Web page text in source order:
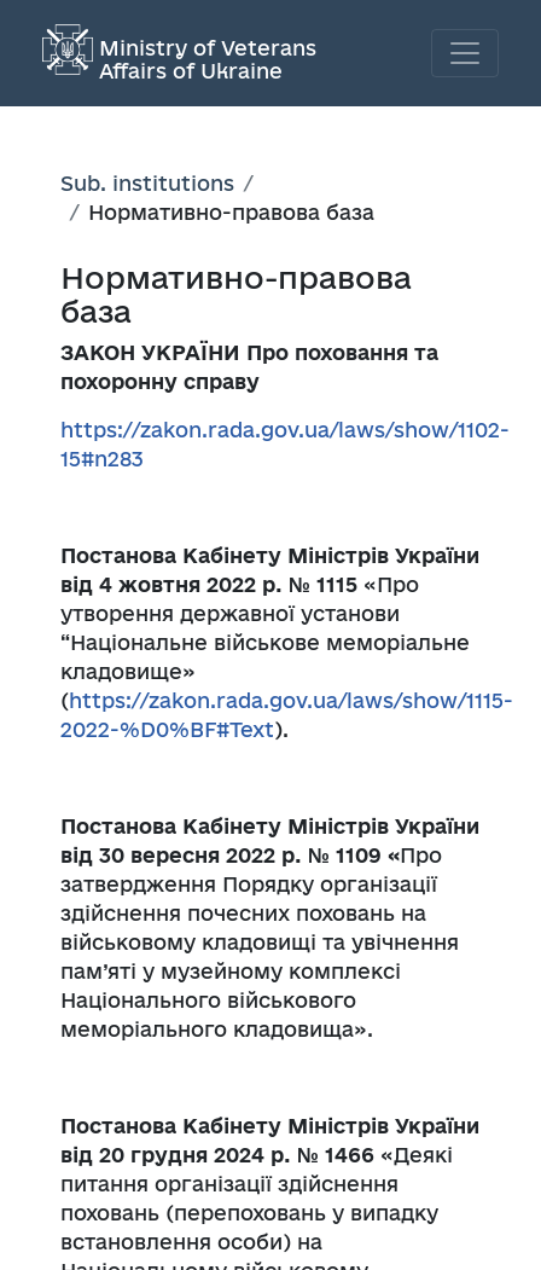
Ministry of Veterans
Affairs of Ukraine
Sub. institutions
Нормативно-правова база
Нормативно-правова
база
ЗАКОН УКРАЇНИ Про поховання та
похоронну справу
https://zakon.rada.gov.ua/laws/show/1102-
15#n283
Постанова Кабінету Міністрів України
від 4 жовтня 2022 р. № 1115 «Про
утворення державної установи
“Національне військове меморіальне
кладовище»
(https://zakon.rada.gov.ua/laws/show/1115-
2022-%D0%BF#Text).
Постанова Кабінету Міністрів України
від 30 вересня 2022 р. № 1109 «Про
затвердження Порядку організації
здійснення почесних поховань на
військовому кладовищі та увічнення
пам’яті у музейному комплексі
Національного військового
меморіального кладовища».
Постанова Кабінету Міністрів України
від 20 грудня 2024 р. № 1466 «Деякі
питання організації здійснення
поховань (перепоховань у випадку
встановлення особи) на